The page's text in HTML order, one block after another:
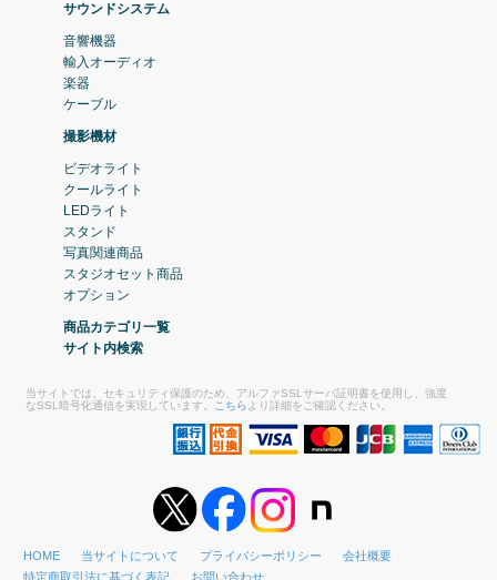
サウンドシステム
音響機器
輸入オーディオ
楽器
ケーブル
撮影機材
ビデオライト
クールライト
LEDライト
スタンド
写真関連商品
スタジオセット商品
オプション
商品カテゴリ一覧
サイト内検索
当サイトでは、セキュリティ保護のため、アルファSSLサーバ証明書を使用し、強度
なSSL暗号化通信を実現しています。 こちらより詳細をご確認ください。
HOME 当サイトについて プライバシーポリシー
会社概要
特定商取引法に基づく表記
お問い合わせ